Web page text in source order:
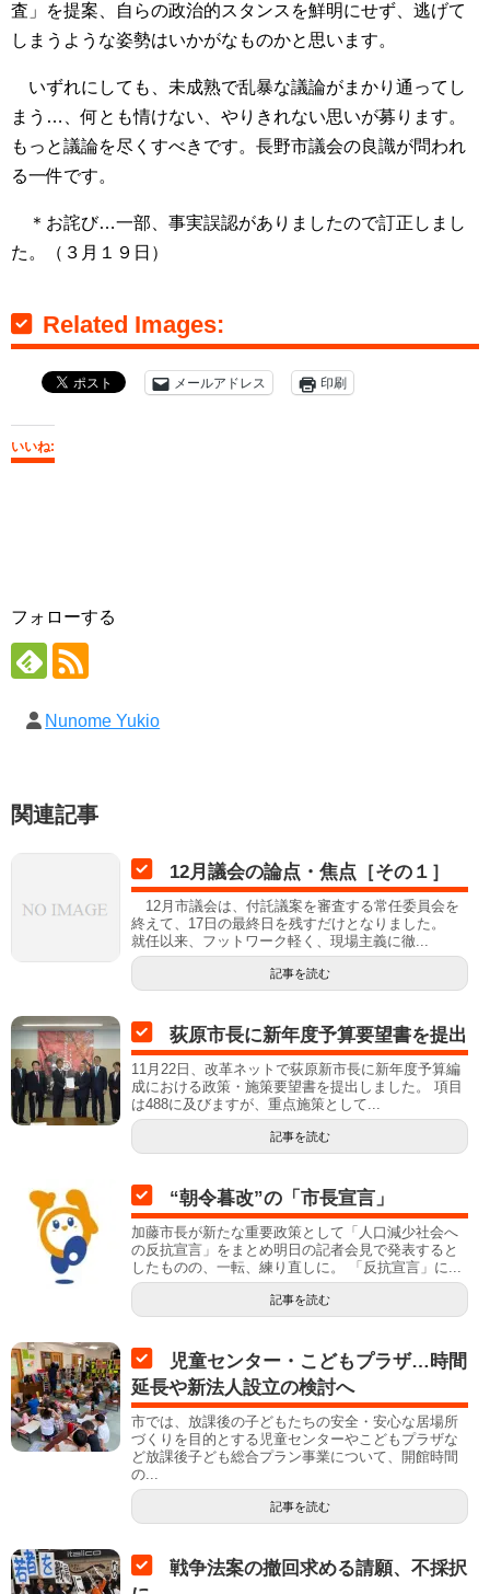
査」を提案、自らの政治的スタンスを鮮明にせず、逃げて
しまうような姿勢はいかがなものかと思います。
いずれにしても、未成熟で乱暴な議論がまかり通ってし
まう…、何とも情けない、やりきれない思いが募ります。
もっと議論を尽くすべきです。長野市議会の良識が問われ
る一件です。
＊お詫び…一部、事実誤認がありましたので訂正しまし
た。（３月１９日）
Related Images:
メールアドレス 印刷
いいね:
フォローする
Nunome Yukio
関連記事
12月議会の論点・焦点［その１］
12月市議会は、付託議案を審査する常任委員会を
終えて、17日の最終日を残すだけとなりました。
就任以来、フットワーク軽く、現場主義に徹...
記事を読む
荻原市長に新年度予算要望書を提出
11月22日、改革ネットで荻原新市長に新年度予算編
成における政策・施策要望書を提出しました。 項目
は488に及びますが、重点施策として...
記事を読む
“朝令暮改”の「市長宣言」
加藤市長が新たな重要政策として「人口減少社会へ
の反抗宣言」をまとめ明日の記者会見で発表すると
したものの、一転、練り直しに。 「反抗宣言」に...
記事を読む
児童センター・こどもプラザ…時間
延長や新法人設立の検討へ
市では、放課後の子どもたちの安全・安心な居場所
づくりを目的とする児童センターやこどもプラザな
ど放課後子ども総合プラン事業について、開館時間
の...
記事を読む
戦争法案の撤回求める請願、不採択